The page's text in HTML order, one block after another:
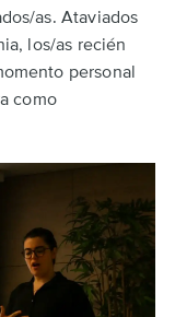
as. Ataviados
los/as recién
personal
como